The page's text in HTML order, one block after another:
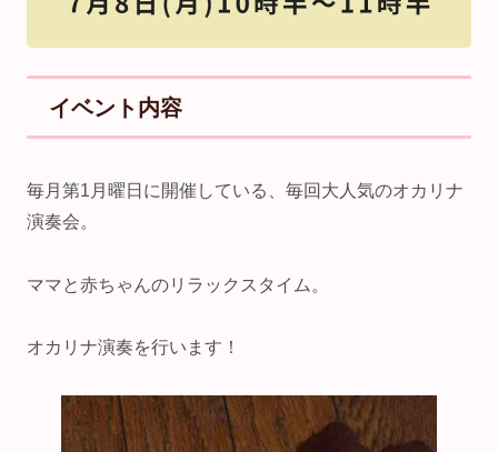
イベント内容
毎月第1月曜日に開催している、毎回大人気のオカリナ
演奏会。
ママと赤ちゃんのリラックスタイム。
オカリナ演奏を行います！